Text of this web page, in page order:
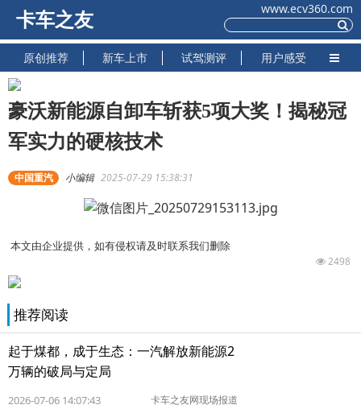
卡车之友
www.ecv360.com
原创推荐 新车上市 试驾测评 用户感受
豪沃新能源自卸车斩获5项大奖！揭秘冠
军实力的硬核技术
中国重汽 小编辑 2025-07-29 15:38:31
本文由企业提供，如有侵权请及时联系我们删除
2498
推荐阅读
起于煤都，成于生态：一汽解放新能源2
万辆的破局与定局
2026-07-06 14:07:43 卡车之友网现场报道